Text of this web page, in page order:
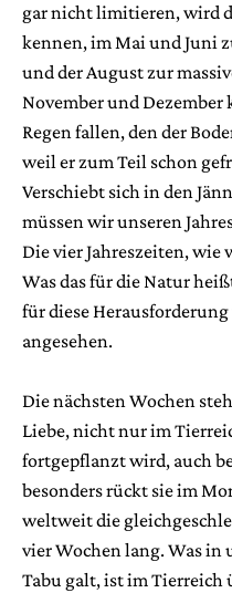
gar nicht limitieren, wird
kennen, im Mai und Juni
und der August zur
November und
Regen fallen, den der
weil er zum Teil schon
Verschiebt sich in den
müssen wir unseren
Die vier Jahreszeiten, wie
Was das für die Natur
für diese
angesehen.
Die nächsten Wochen
Liebe, nicht nur im
fortgepflanzt wird, auch
besonders rückt sie im
weltweit die
vier Wochen lang. Was in
Tabu galt, ist im